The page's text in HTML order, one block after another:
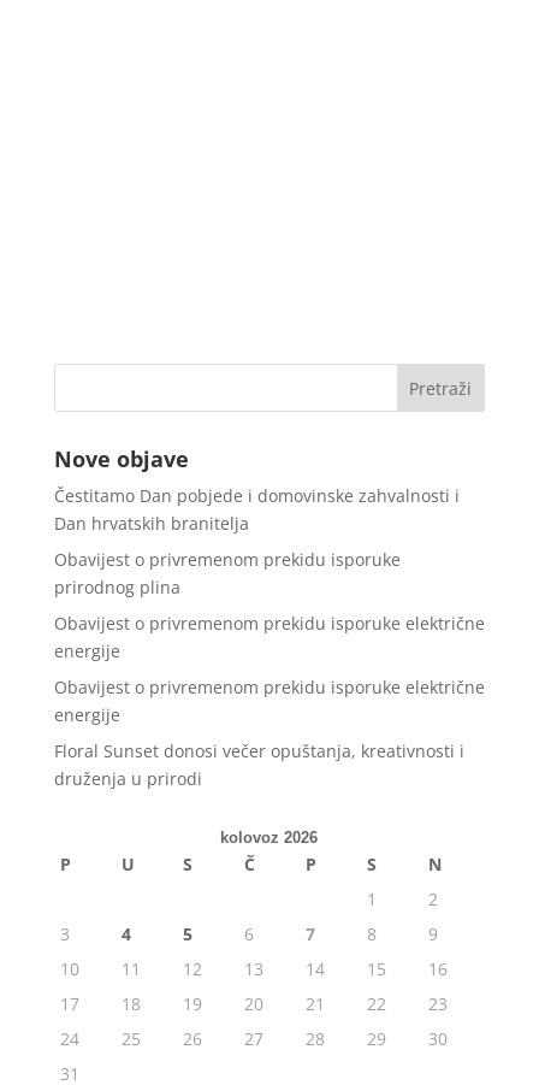
Nove objave
Čestitamo Dan pobjede i domovinske zahvalnosti i
Dan hrvatskih branitelja
Obavijest o privremenom prekidu isporuke
prirodnog plina
Obavijest o privremenom prekidu isporuke električne
energije
Obavijest o privremenom prekidu isporuke električne
energije
Floral Sunset donosi večer opuštanja, kreativnosti i
druženja u prirodi
kolovoz 2026
P U S Č P S
N
1
2
3
4 5 6 7 8
9
10
11 12 13 14 15
16
17
18 19 20 21 22
23
24
25 26 27 28 29
30
31